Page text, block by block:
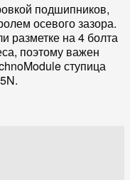
подшипников,
осевого зазора.
разметке на 4 болта
поэтому важен
ступица